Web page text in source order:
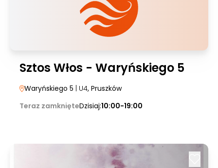
Sztos Włos - Waryńskiego 5
Waryńskiego 5 | U4, Pruszków
Teraz zamknięteDzisiaj:10:00-19:00